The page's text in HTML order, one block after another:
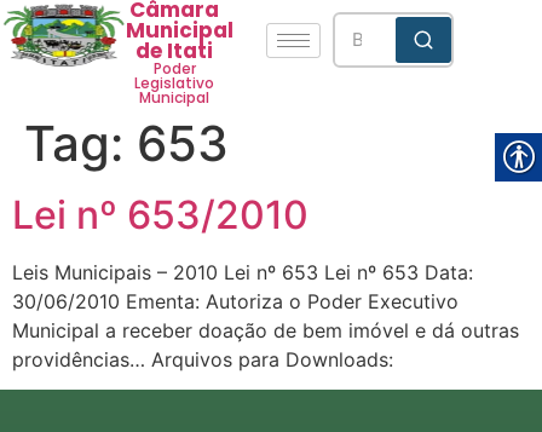
Câmara
Municipal
de Itati
Poder
Legislativo
Municipal
Tag: 653
Lei nº 653/2010
Leis Municipais – 2010 Lei nº 653 Lei nº 653 Data:
30/06/2010 Ementa: Autoriza o Poder Executivo
Municipal a receber doação de bem imóvel e dá outras
providências… Arquivos para Downloads: